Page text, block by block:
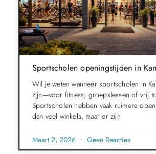
Sportscholen openingstijden in
Wil je weten wanneer sportscholen in
zijn—voor fitness, groepslessen of vrij
Sportscholen hebben vaak ruimere
dan veel winkels, maar er zijn
Maart 2, 2026 Geen Reacties